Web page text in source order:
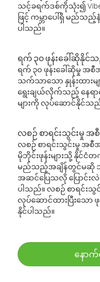
သင့်ခရက်ဒစ်ကိုသုံး၍
ဖြင့် ကမ္ဘာပေါ်ရှိ မည်သ
ပါသည်။
ရက် ၃၀ ဖုန်းခေါ်ဆိုနိုင်
ရက် ၃၀ ဖုန်းခေါ်ဆိုမှု အ
သက်သာသော နှုန်းထားမ
ရွေးချယ်လိုက်သည့် နေရ
များကို လုပ်ဆောင်နိုင်သ
လစဉ် စာရင်းသွင်းမှု အစီ
လစဉ် စာရင်းသွင်းမှု အစီ
မိုဘိုင်းဖုန်းများသို့ နိုင်ငံတ
မည်သည့်အချိန်တွင်မဆို
အဆင်ပြေသလို ပြောင်
ပါသည်။ လစဉ် စာရင်း
လုပ်ဆောင်ထားပြီးသော
နိုင်ပါသည်။
နောက်